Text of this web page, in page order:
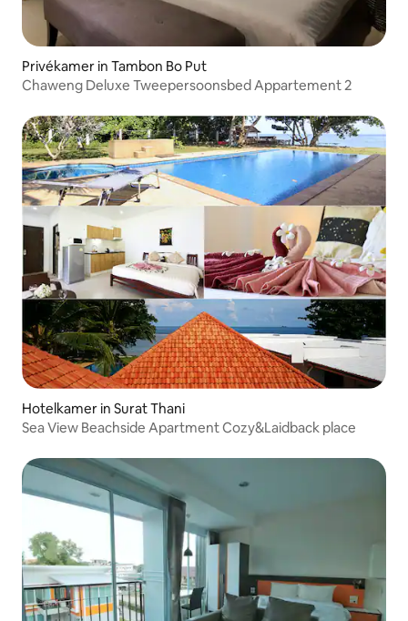
Privékamer in Tambon Bo Put
Chaweng Deluxe Tweepersoonsbed Appartement 2
Hotelkamer in Surat Thani
Sea View Beachside Apartment Cozy&Laidback place